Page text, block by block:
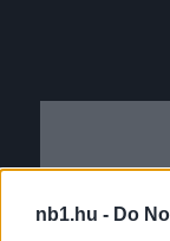
nb1.hu - Do